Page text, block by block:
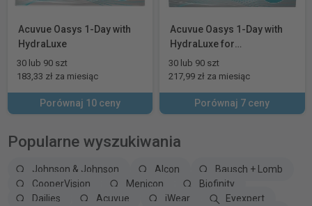
Acuvue Oasys 1-Day with
HydraLuxe
30 lub 90 szt
183,33 zł za miesiąc
Porównaj 10 ceny
Acuvue Oasys 1-Day with
HydraLuxe for
Astigmatism
30 lub 90 szt
217,99 zł za miesiąc
Porównaj 7 ceny
Popularne wyszukiwania
Johnson & Johnson Alcon
Bausch + Lomb
CooperVision
Menicon
Biofinity
Dailies
Acuvue iWear
Eyexpert